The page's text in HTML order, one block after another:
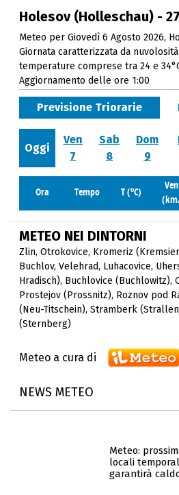
Holesov (Holleschau) -
Meteo per Giovedì 6 Agosto 2026,
Giornata caratterizzata da
temperature comprese tra 24 e
Aggiornamento delle ore 1:00
Previsione Triorarie
Oggi
Ven
7
Sab
8
Dom
9
Ora Tempo T (oC)
METEO NEI DINTORNI
Zlin, Otrokovice, Kromeriz
Buchlov, Velehrad, Luhacovice,
Hradisch), Buchlovice (Buchlowitz),
Prostejov (Prossnitz), Roznov pod
(Neu-Titschein), Stramberk
(Sternberg)
Meteo a cura di
NEWS METEO
Meteo:
locali
garantirà